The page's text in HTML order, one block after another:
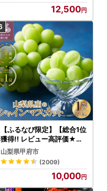
12,500
【ふるなび限定】【総合1位
獲得!! レビュー高評価★】
〈2026年度配送分〉山梨
県産 シャインマスカット 2
～3房（1.0kg以上）シャイ
ン フルーツ FN-Limited-S
P
山梨県甲府市
(2009)
10,000